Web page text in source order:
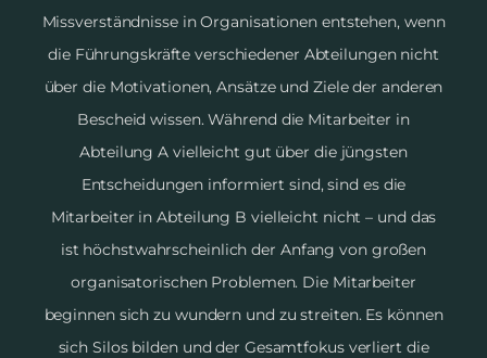
Missverständnisse in Organisationen entstehen, wenn
die Führungskräfte verschiedener Abteilungen nicht
über die Motivationen, Ansätze und Ziele der anderen
Bescheid wissen. Während die Mitarbeiter in
Abteilung A vielleicht gut über die jüngsten
Entscheidungen informiert sind, sind es die
Mitarbeiter in Abteilung B vielleicht nicht – und das
ist höchstwahrscheinlich der Anfang von großen
organisatorischen Problemen. Die Mitarbeiter
beginnen sich zu wundern und zu streiten. Es können
sich Silos bilden und der Gesamtfokus verliert die